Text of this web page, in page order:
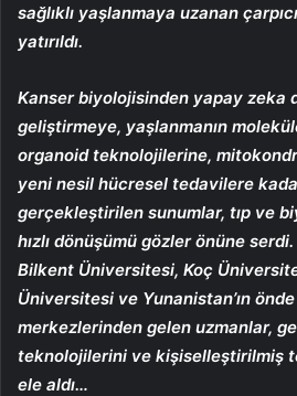
sağlıklı yaşlanmaya uzanan
yatırıldı.
Kanser biyolojisinden yapay zeka
geliştirmeye, yaşlanmanın
organoid teknolojilerine,
yeni nesil hücresel tedavilere
gerçekleştirilen sunumlar, tıp ve
hızlı dönüşümü gözler önüne
Bilkent Üniversitesi, Koç
Üniversitesi ve Yunanistan’ın
merkezlerinden gelen uzmanlar,
teknolojilerini ve kişiselleştirilmiş
ele aldı…